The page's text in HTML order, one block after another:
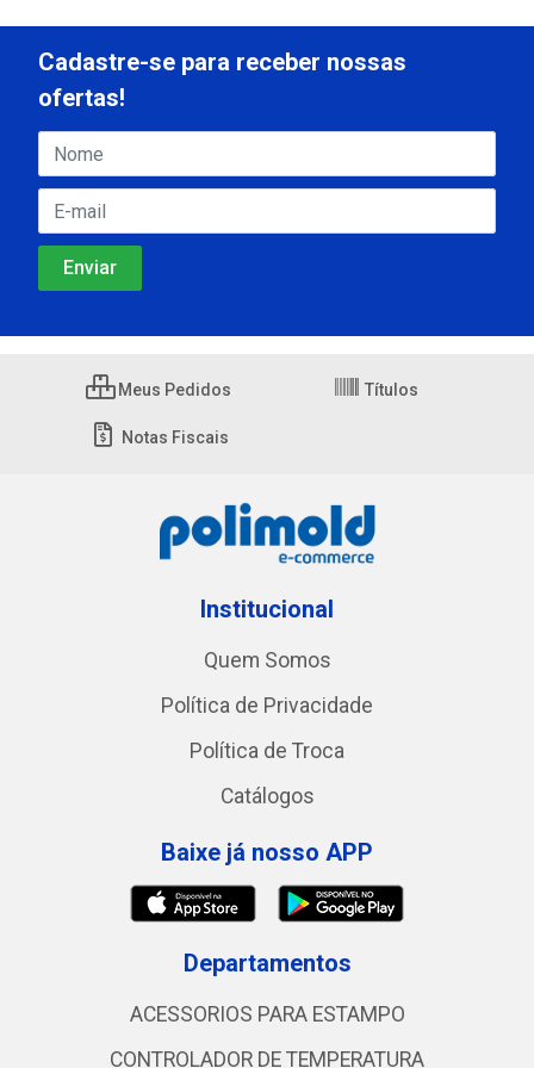
Cadastre-se para receber nossas
ofertas!
Meus Pedidos Títulos
Notas Fiscais
Institucional
Quem Somos
Política de Privacidade
Política de Troca
Catálogos
Baixe já nosso APP
Departamentos
ACESSORIOS PARA ESTAMPO
CONTROLADOR DE TEMPERATURA